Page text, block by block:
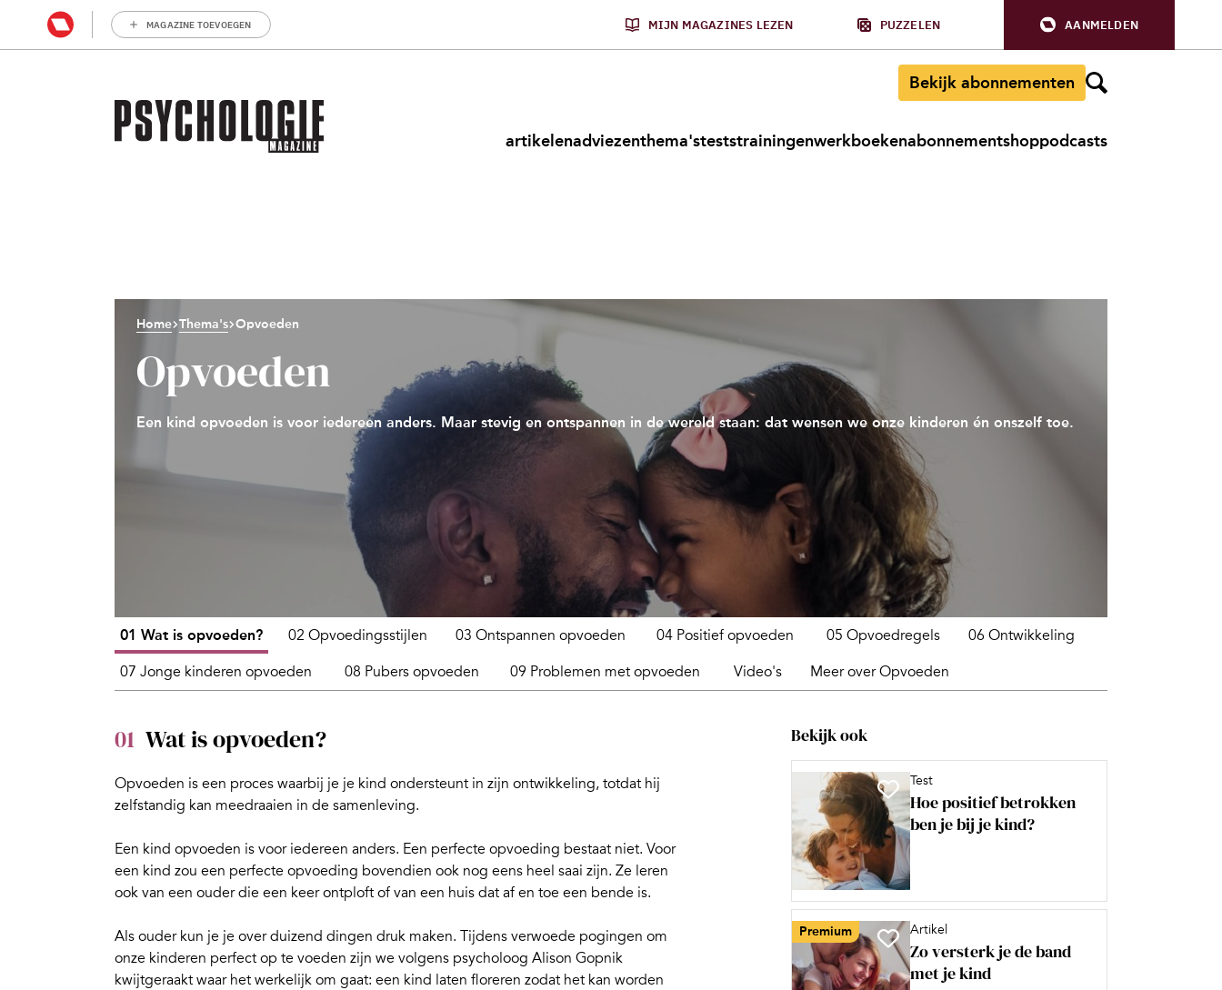
MAGAZINE TOEVOEGEN MIJN MAGAZINES LEZEN PUZZELEN AANMELDEN
Bekijk abonnementen
artikelenadviezenthema'steststrainingenwerkboekenabonnementshoppodcasts
Home Thema's Opvoeden
Opvoeden
Een kind opvoeden is voor iedereen anders. Maar stevig en ontspannen in de wereld staan: dat wensen we onze kinderen én onszelf toe.
01 Wat is opvoeden? 02 Opvoedingsstijlen 03 Ontspannen opvoeden 04 Positief opvoeden 05 Opvoedregels
06 Ontwikkeling
07 Jonge kinderen opvoeden
08 Pubers opvoeden 09 Problemen met opvoeden Video's Meer over Opvoeden
01 Wat is opvoeden?
Opvoeden is een proces waarbij je je kind ondersteunt in zijn ontwikkeling, totdat hij
zelfstandig kan meedraaien in de samenleving.
Een kind opvoeden is voor iedereen anders. Een perfecte opvoeding bestaat niet. Voor
een kind zou een perfecte opvoeding bovendien ook nog eens heel saai zijn. Ze leren
ook van een ouder die een keer ontploft of van een huis dat af en toe een bende is.
Als ouder kun je je over duizend dingen druk maken. Tijdens verwoede pogingen om
onze kinderen perfect op te voeden zijn we volgens psycholoog Alison Gopnik
kwijtgeraakt waar het werkelijk om gaat: een kind laten floreren zodat het kan worden
Bekijk ook
Test
Hoe positief betrokken
ben je bij je kind?
Premium Artikel
Zo versterk je de band
met je kind